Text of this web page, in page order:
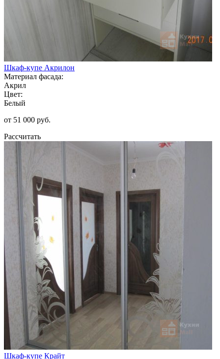
Шкаф-купе Акрилон
Материал фасада:
Акрил
Цвет:
Белый
от 51 000 руб.
Рассчитать
Шкаф-купе Крайт